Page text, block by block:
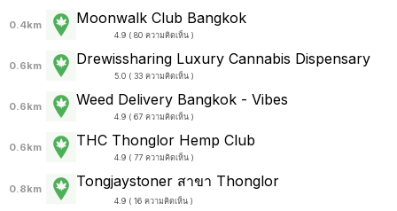
0.4km Moonwalk Club Bangkok
4.9 ( 80 ความคิดเห็น )
0.6km Drewissharing Luxury Cannabis Dispensary
5.0 ( 33 ความคิดเห็น )
0.6km Weed Delivery Bangkok - Vibes
4.9 ( 67 ความคิดเห็น )
0.6km THC Thonglor Hemp Club
4.9 ( 77 ความคิดเห็น )
0.8km Tongjaystoner สาขา Thonglor
4.9 ( 16 ความคิดเห็น )